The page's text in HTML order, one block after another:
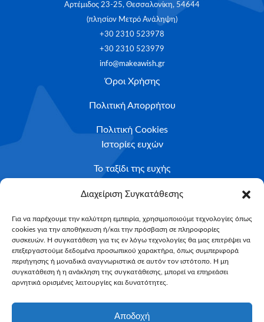
Διαχείριση Συγκατάθεσης
Για να παρέχουμε την καλύτερη εμπειρία, χρησιμοποιούμε τεχνολογίες όπως
cookies για την αποθήκευση ή/και την πρόσβαση σε πληροφορίες
συσκευών. Η συγκατάθεση για τις εν λόγω τεχνολογίες θα μας επιτρέψει να
επεξεργαστούμε δεδομένα προσωπικού χαρακτήρα, όπως συμπεριφορά
περιήγησης ή μοναδικά αναγνωριστικά σε αυτόν τον ιστότοπο. Η μη
συγκατάθεση ή η ανάκληση της συγκατάθεσης, μπορεί να επηρεάσει
αρνητικά ορισμένες λειτουργίες και δυνατότητες.
Αποδοχή
Αρτέμιδος 23-25, Θεσσαλονίκη, 54644
(πλησίον Μετρό Ανάληψη)
+30 2310 523978
+30 2310 523979
info@makeawish.gr
Όροι Χρήσης
Πολιτική Απορρήτου
Πολιτική Cookies
Ιστορίες ευχών
Το ταξίδι της ευχής
Κριτήρια Καταλληλότητας
Υποβολή Αιτήματος
NEWSLETTER
Email*